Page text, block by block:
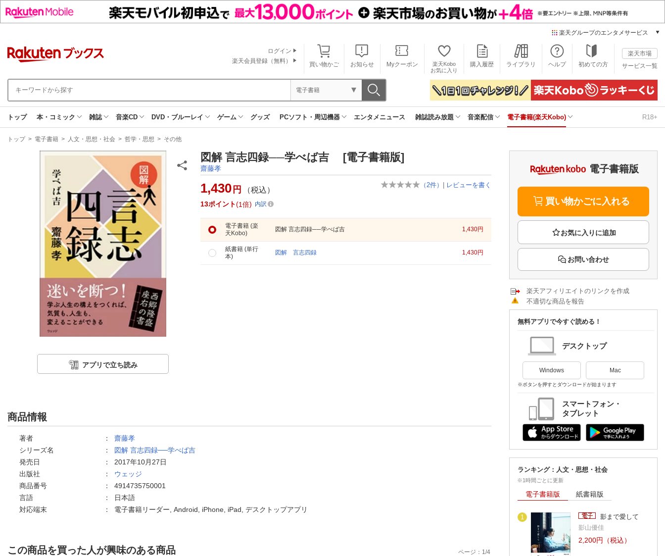
楽天グループのエンタメサービス
本/ゲーム/CD/DVD
楽天ブックス
電子書籍
楽天Kobo
雑誌読み放題
楽天ミュージック
楽天TV
動画配信ガイド
Rakuten PLAY
Rチャンネル
楽天チケット
エンタメニュース
推し楽
買い物かご お知らせ Myクーポン
楽天Kobo
お気に入り
購入履歴 ライブラリ ヘルプ 初めての方
楽天市場
サービス一覧
ログイン
楽天会員登録（無料）
電子書籍
トップ 本・コミック 雑誌 音楽CD DVD・ブルーレイ ゲーム グッズ PCソフト・周辺機器 エンタメニュース 雑誌読み放題 音楽配信 電子書籍(楽天Kobo) R18+
現
トップ > 電子書籍 > 人文・思想・社会 > 哲学・思想 > その他
アプリで立ち読み
図解 言志四録──学べば吉 [電子書籍版]
齋藤孝
（ 2件） | レビューを書く
1,430 円 （税込）
13ポイント 1倍 内訳
電子書籍 (楽
天Kobo)
図解 言志四録──学べば吉 1,430円
紙書籍 (単行
本)
図解 言志四録 1,430円
商品情報
著者 ： 齋藤孝
シリーズ名
： 図解 言志四録──学べば吉
発売日
： 2017年10月27日
出版社
： ウェッジ
商品番号
： 4914735750001
言語
：
日本語
対応端末
： 電子書籍リーダー, Android, iPhone, iPad, デスクトップアプリ
この商品を買った人が興味のある商品 ページ： 1 /4
電子書籍版
買い物かごに入れる
お問い合わせ
楽天アフィリエイトのリンクを作成
不適切な商品を報告
無料アプリで今すぐ読める！
デスクトップ
Windows Mac
※ボタンを押すとダウンロードが始まります
スマートフォン・
タブレット
ランキング：人文・思想・社会
※1時間ごとに更新
電子書籍版 紙書籍版
1
影まで愛して
影山優佳
2,200円（税込）